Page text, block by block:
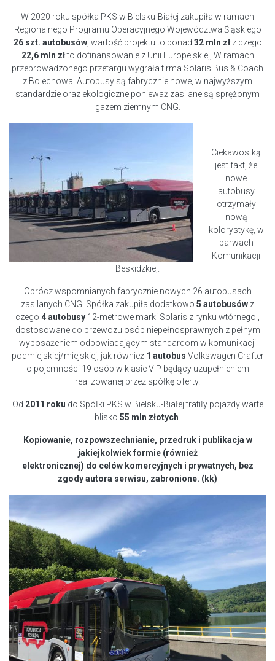
W 2020 roku spółka PKS w Bielsku-Białej zakupiła w ramach
Regionalnego Programu Operacyjnego Województwa Śląskiego
26 szt. autobusów, wartość projektu to ponad 32 mln złz czego
22,6 mln złto dofinansowanie z Unii Europejskiej, W ramach
przeprowadzonego przetargu wygrała firma Solaris Bus & Coach
z Bolechowa. Autobusy są fabrycznie nowe, w najwyższym
standardzie oraz ekologiczne ponieważ zasilane są sprężonym
gazem ziemnym CNG.
Ciekawostką
jest fakt, że
nowe
autobusy
otrzymały
nową
kolorystykę, w
barwach
Komunikacji
Beskidzkiej.
Oprócz wspomnianych fabrycznie nowych 26 autobusach
zasilanych CNG. Spółka zakupiła dodatkowo 5 autobusów z
czego 4 autobusy 12-metrowe marki Solaris z rynku wtórnego ,
dostosowane do przewozu osób niepełnosprawnych z pełnym
wyposażeniem odpowiadającym standardom w komunikacji
podmiejskiej/miejskiej, jak również 1 autobus Volkswagen Crafter
o pojemności 19 osób w klasie VIP będący uzupełnieniem
realizowanej przez spółkę oferty.
Od 2011 roku do Spółki PKS w Bielsku-Białej trafiły pojazdy warte
blisko 55 mln złotych.
Kopiowanie, rozpowszechnianie, przedruk i publikacja w
jakiejkolwiek formie (również
elektronicznej) do celów komercyjnych i prywatnych, bez
zgody autora serwisu, zabronione. (kk)